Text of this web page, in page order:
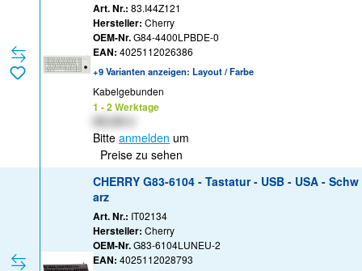
Art. Nr.: 83.I44Z121
Hersteller: Cherry
OEM-Nr.G84-4400LPBDE-0
EAN: 4025112026386
+9 Varianten anzeigen: Layout / Farbe
Kabelgebunden
1 - 2 Werktage
XX,XX €
Bitte anmelden um
Preise zu sehen
CHERRY G83-6104 - Tastatur - USB - USA - Schw
arz
Art. Nr.: IT02134
Hersteller: Cherry
OEM-Nr.G83-6104LUNEU-2
EAN: 4025112028793